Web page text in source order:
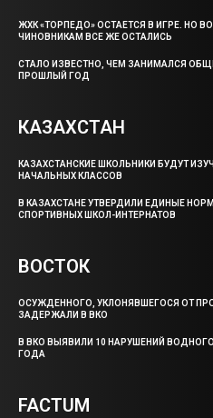
ЖХК «ТОРПЕДО» ОСТАЕТСЯ В ИГРЕ. НО
ЧИНОВНИКАМ ВСЕ ЖЕ ОСТАЛИСЬ
СТАЛО ИЗВЕСТНО, ЧЕМ ЗАНИМАЛСЯ
ПРОШЛЫЙ ГОД
КАЗАХСТАН
КАЗАХСТАНСКИЕ ШКОЛЬНИКИ БУДУТ
НАЧАЛЬНЫХ КЛАССОВ
В КАЗАХСТАНЕ УТВЕРДИЛИ ЕДИНЫЕ
СПОРТИВНЫХ ШКОЛ-ИНТЕРНАТОВ
ВОСТОК
ОСУЖДЕННОГО, УКЛОНЯВШЕГОСЯ ОТ
ЗАДЕРЖАЛИ В ВКО
В ВКО ВЫЯВИЛИ 10 НАРУШЕНИЙ
ГОДА
FACTUM